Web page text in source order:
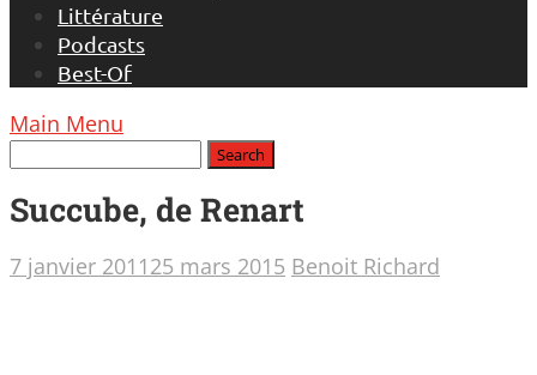
Littérature
Podcasts
Best-Of
Main Menu
Succube, de Renart
7 janvier 201125 mars 2015 Benoit Richard